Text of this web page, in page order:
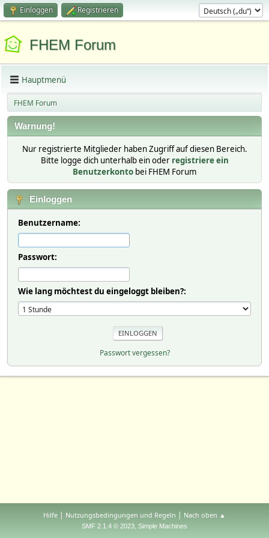
Einloggen Registrieren
FHEM Forum
Hauptmenü
FHEM Forum
Warnung!
Nur registrierte Mitglieder haben Zugriff auf diesen Bereich.
Bitte logge dich unterhalb ein oder registriere ein
Benutzerkonto bei FHEM Forum
Einloggen
Benutzername:
Passwort:
Wie lang möchtest du eingeloggt bleiben?:
Passwort vergessen?
Hilfe | Nutzungsbedingungen und Regeln | Nach oben ▲
SMF 2.1.4 © 2023, Simple Machines